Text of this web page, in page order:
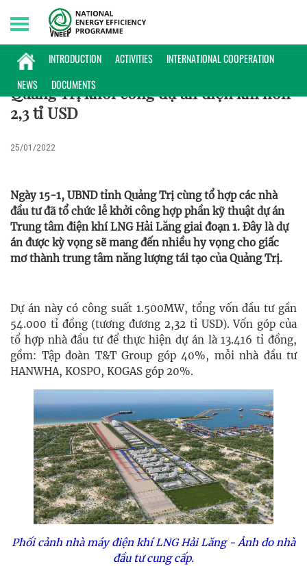
INTRODUCTION ACTIVITIES
INTERNATIONAL COOPERATION
NEWS
DOCUMENTS
Saturday, 08/08/2026 | 05:49 GMT+7
PHỔ BIẾN KIẾN THỨC
Quảng Trị khởi công dự án điện khí hơn
2,3 tỉ USD
25/01/2022
Ngày 15-1, UBND tỉnh Quảng Trị cùng tổ hợp các nhà
đầu tư đã tổ chức lễ khởi công hợp phần kỹ thuật dự án
Trung tâm điện khí LNG Hải Lăng giai đoạn 1. Đây là dự
án được kỳ vọng sẽ mang đến nhiều hy vọng cho giấc
mơ thành trung tâm năng lượng tái tạo của Quảng Trị.
Dự án này có công suất 1.500MW, tổng vốn đầu tư gần
54.000 tỉ đồng (tương đương 2,32 tỉ USD). Vốn góp của
tổ hợp nhà đầu tư để thực hiện dự án là 13.416 tỉ đồng,
gồm: Tập đoàn T&T Group góp 40%, mỗi nhà đầu tư
HANWHA, KOSPO, KOGAS góp 20%.
Phối cảnh nhà máy điện khí LNG Hải Lăng - Ảnh do nhà
đầu tư cung cấp.